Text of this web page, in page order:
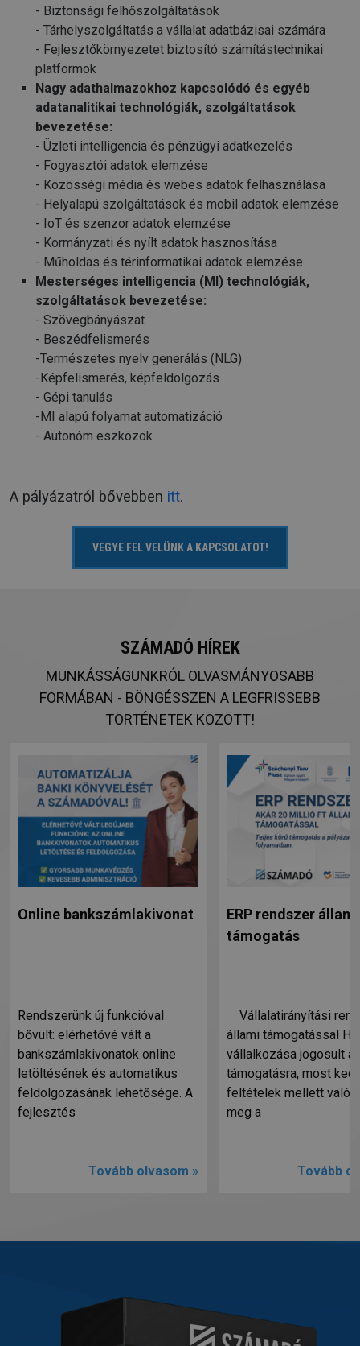
- Biztonsági felhőszolgáltatások
- Tárhelyszolgáltatás a vállalat adatbázisai számára
- Fejlesztőkörnyezetet biztosító számítástechnikai
platformok
Nagy adathalmazokhoz kapcsolódó és egyéb
adatanalitikai technológiák, szolgáltatások
bevezetése:
- Üzleti intelligencia és pénzügyi adatkezelés
- Fogyasztói adatok elemzése
- Közösségi média és webes adatok felhasználása
- Helyalapú szolgáltatások és mobil adatok elemzése
- IoT és szenzor adatok elemzése
- Kormányzati és nyílt adatok hasznosítása
- Műholdas és térinformatikai adatok elemzése
Mesterséges intelligencia (MI) technológiák,
szolgáltatások bevezetése:
- Szövegbányászat
- Beszédfelismerés
-Természetes nyelv generálás (NLG)
-Képfelismerés, képfeldolgozás
- Gépi tanulás
-MI alapú folyamat automatizáció
- Autonóm eszközök
A pályázatról bővebben itt.
VEGYE FEL VELÜNK A KAPCSOLATOT!
SZÁMADÓ HÍREK
MUNKÁSSÁGUNKRÓL OLVASMÁNYOSABB
FORMÁBAN - BÖNGÉSSZEN A LEGFRISSEBB
TÖRTÉNETEK KÖZÖTT!
Online bankszámlakivonat
Rendszerünk új funkcióval
bővült: elérhetővé vált a
bankszámlakivonatok online
letöltésének és automatikus
feldolgozásának lehetősége. A
fejlesztés
Tovább olvasom »
ERP rendszer állami
támogatás
Vállalatirányítási
állami támogatással Ha
vállalkozása jogosult
támogatásra, most
feltételek mellett
meg a
Tovább